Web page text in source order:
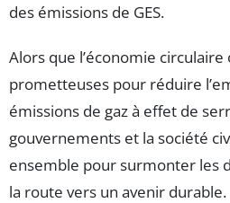
des émissions de GES.
Alors que l’économie
prometteuses pour réduire
émissions de gaz à effet de
gouvernements et la société
ensemble pour surmonter les
la route vers un avenir